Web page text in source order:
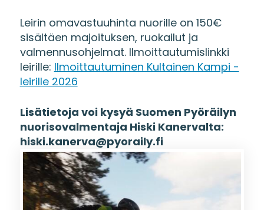
Leirin omavastuuhinta nuorille on 150€
sisältäen majoituksen, ruokailut ja
valmennusohjelmat. Ilmoittautumislinkki
leirille: Ilmoittautuminen Kultainen Kampi -
leirille 2026
Lisätietoja voi kysyä Suomen Pyöräilyn
nuorisovalmentaja Hiski Kanervalta:
hiski.kanerva@pyoraily.fi